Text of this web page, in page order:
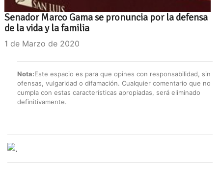
Senador Marco Gama se pronuncia por la defensa
de la vida y la familia
1 de Marzo de 2020
Nota:Este espacio es para que opines con responsabilidad, sin
ofensas, vulgaridad o difamación. Cualquier comentario que no
cumpla con estas características apropiadas, será eliminado
definitivamente.